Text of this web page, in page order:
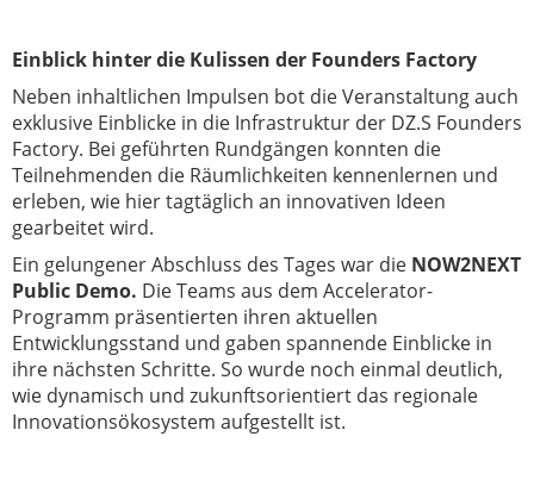
Einblick hinter die Kulissen der Founders Factory
Neben inhaltlichen Impulsen bot die Veranstaltung auch
exklusive Einblicke in die Infrastruktur der DZ.S Founders
Factory. Bei geführten Rundgängen konnten die
Teilnehmenden die Räumlichkeiten kennenlernen und
erleben, wie hier tagtäglich an innovativen Ideen
gearbeitet wird.
Ein gelungener Abschluss des Tages war die NOW2NEXT
Public Demo. Die Teams aus dem Accelerator-
Programm präsentierten ihren aktuellen
Entwicklungsstand und gaben spannende Einblicke in
ihre nächsten Schritte. So wurde noch einmal deutlich,
wie dynamisch und zukunftsorientiert das regionale
Innovationsökosystem aufgestellt ist.